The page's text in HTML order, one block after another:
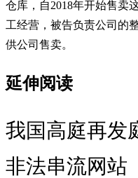
仓库，自2018年开始售卖
工经营，被告负责公司的
供公司售卖。
延伸阅读
我国高庭再发
非法串流网站